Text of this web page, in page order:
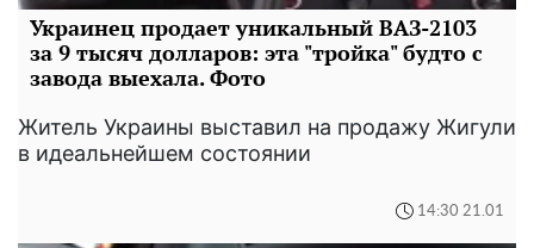
Украинец продает уникальный ВАЗ-2103
за 9 тысяч долларов: эта "тройка" будто с
завода выехала. Фото
Житель Украины выставил на продажу Жигули
в идеальнейшем состоянии
14:30 21.01